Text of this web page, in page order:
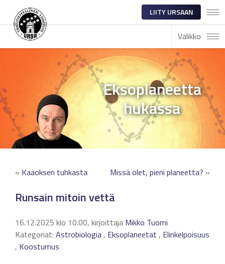
LIITY URSAAN
Valikko
Eksoplaneetta
hukassa
« Kaaoksen tuhkasta Missä olet, pieni planeetta? »
Runsain mitoin vettä
16.12.2025 klo 10.00, kirjoittaja Mikko Tuomi
Kategoriat: Astrobiologia, Eksoplaneetat , Elinkelpoisuus
, Koostumus